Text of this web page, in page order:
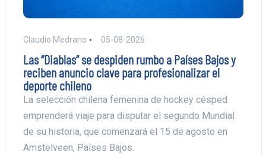
Claudio Medrano 05-08-2026
Las “Diablas” se despiden rumbo a Países Bajos y
reciben anuncio clave para profesionalizar el
deporte chileno
La selección chilena femenina de hockey césped
emprenderá viaje para disputar el segundo Mundial
de su historia, que comenzará el 15 de agosto en
Amstelveen, Países Bajos.